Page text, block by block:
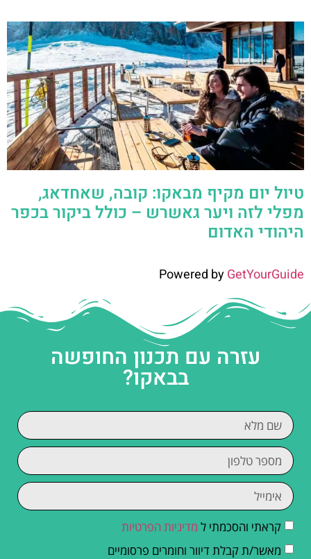
טיול יום מקיף מבאקו: קובה, שאחדאג,
מפלי לזה ויער גאשרש – כולל ביקור בכפר
היהודי האדום
Powered byGetYourGuide
עזרה עם תכנון החופשה
בבאקו?
קראתי והסכמתי ל מדיניות הפרטיות
מאשר/ת קבלת דיוור וחומרים פרסומיים